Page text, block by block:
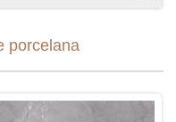
porcelana